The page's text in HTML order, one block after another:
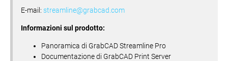
E-mail: streamline@grabcad.com
Informazioni sul prodotto:
Panoramica di GrabCAD Streamline Pro
Documentazione di GrabCAD Print Server